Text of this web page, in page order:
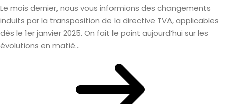
Le mois dernier, nous vous informions des changements
induits par la transposition de la directive TVA, applicables
dès le 1er janvier 2025. On fait le point aujourd’hui sur les
évolutions en matiè...